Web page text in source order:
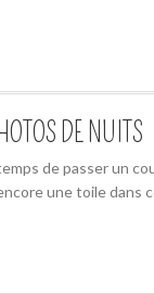
DE NUITS
de passer un
une toile dans